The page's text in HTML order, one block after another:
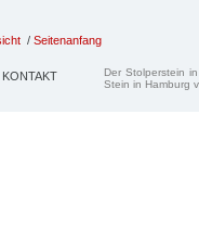
/ Seitenanfang
KONTAKT
Der Stolperstein
Stein in Hamburg